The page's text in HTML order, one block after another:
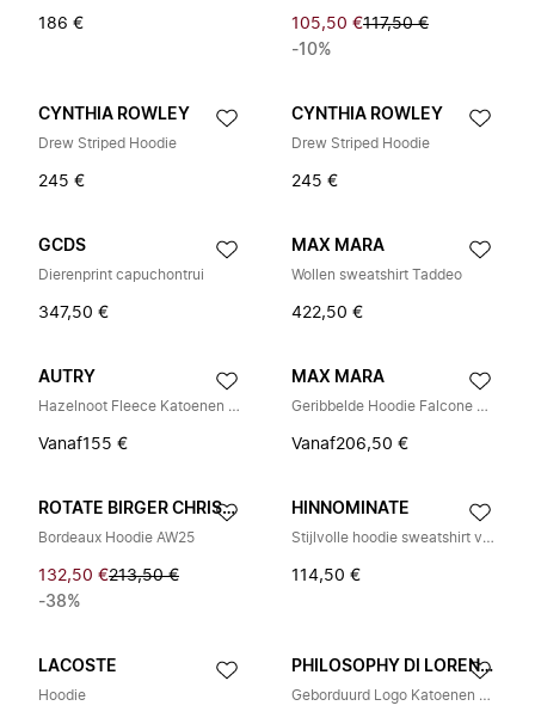
186 € 105,50 €117,50 €
-10%
CYNTHIA ROWLEY
Drew Striped Hoodie
245 €
CYNTHIA ROWLEY
Drew Striped Hoodie
245 €
GCDS
Dierenprint capuchontrui
347,50 €
MAX MARA
Wollen sweatshirt Taddeo
422,50 €
AUTRY
Hazelnoot Fleece Katoenen Hoodie
Vanaf155 €
MAX MARA
Geribbelde Hoodie Falcone Gebreid
Vanaf206,50 €
ROTATE BIRGER CHRISTENSEN
Bordeaux Hoodie AW25
132,50 €213,50 €
-38%
HINNOMINATE
Stijlvolle hoodie sweatshirt voor jou
114,50 €
LACOSTE
Hoodie
PHILOSOPHY DI LORENZO SERAFINI
Geborduurd Logo Katoenen Hoodie